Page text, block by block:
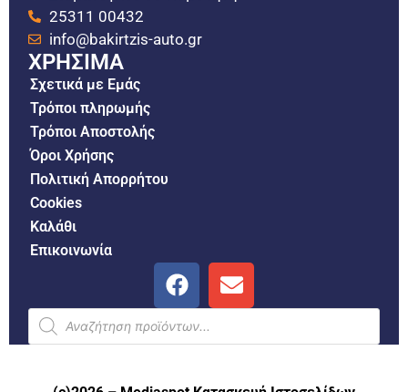
25311 00432
info@bakirtzis-auto.gr
ΧΡΗΣΙΜΑ
Σχετικά με Εμάς
Τρόποι πληρωμής
Τρόποι Αποστολής
Όροι Χρήσης
Πολιτική Απορρήτου
Cookies
Καλάθι
Επικοινωνία